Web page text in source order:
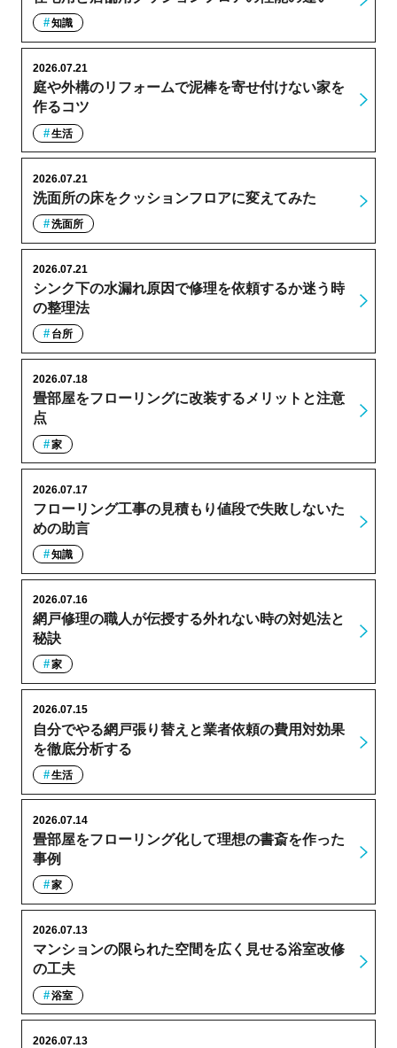
知識
庭や外構のリフォームで泥棒を寄せ付けない家を
作るコツ
2026.07.21
生活
洗面所の床をクッションフロアに変えてみた
2026.07.21
洗面所
シンク下の水漏れ原因で修理を依頼するか迷う時
の整理法
2026.07.21
台所
畳部屋をフローリングに改装するメリットと注意
点
2026.07.18
家
フローリング工事の見積もり値段で失敗しないた
めの助言
2026.07.17
知識
網戸修理の職人が伝授する外れない時の対処法と
秘訣
2026.07.16
家
自分でやる網戸張り替えと業者依頼の費用対効果
を徹底分析する
2026.07.15
生活
畳部屋をフローリング化して理想の書斎を作った
事例
2026.07.14
家
マンションの限られた空間を広く見せる浴室改修
の工夫
2026.07.13
浴室
2026.07.13